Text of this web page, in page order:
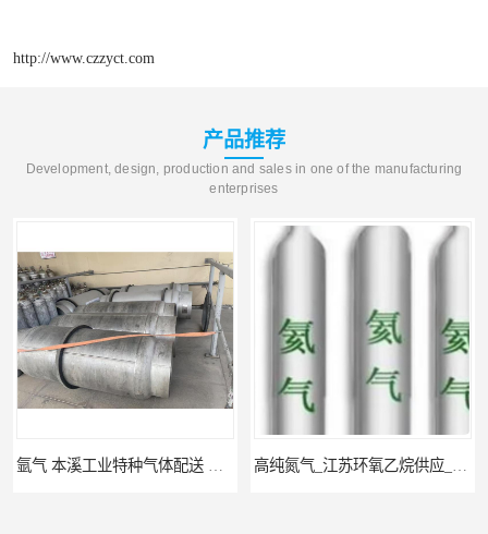
http://www.czzyct.com
产品推荐
Development, design, production and sales in one of the manufacturing
enterprises